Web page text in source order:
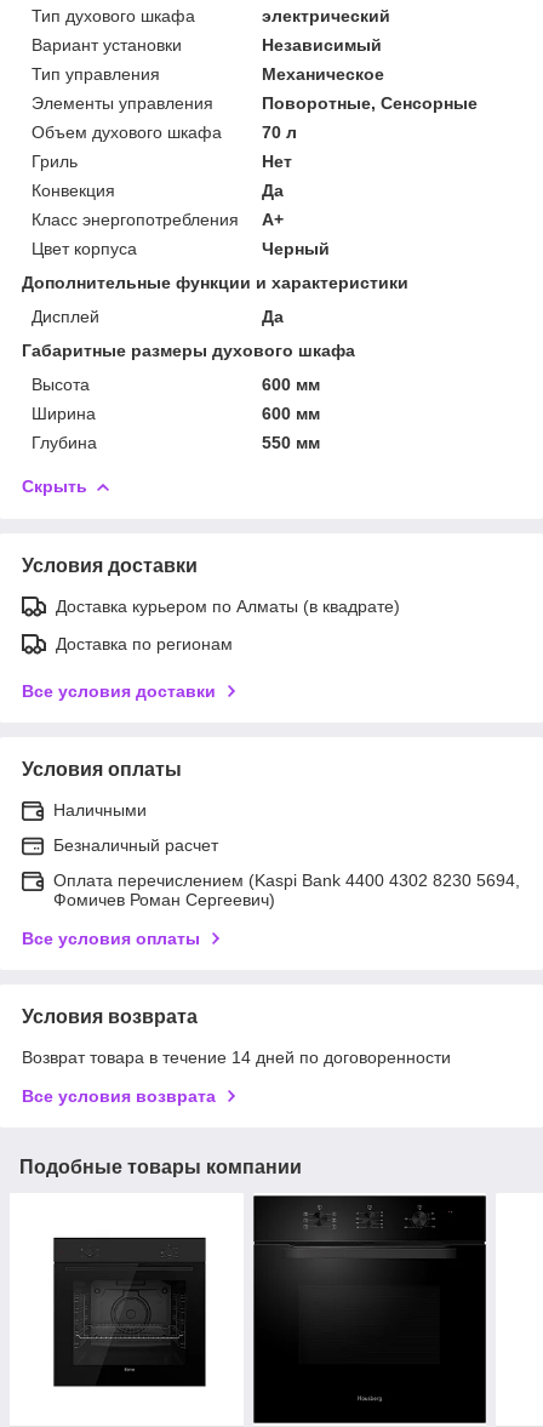
Тип духового шкафа
электрический
Вариант установки
Независимый
Тип управления
Механическое
Элементы управления
Поворотные, Сенсорные
Объем духового шкафа
70 л
Гриль
Нет
Конвекция
Да
Класс энергопотребления
A+
Цвет корпуса
Черный
Дополнительные функции и характеристики
Дисплей
Да
Габаритные размеры духового шкафа
Высота
600 мм
Ширина
600 мм
Глубина
550 мм
Скрыть
Условия доставки
Доставка курьером по Алматы (в квадрате)
Доставка по регионам
Все условия доставки
Условия оплаты
Наличными
Безналичный расчет
Оплата перечислением (Kaspi Bank 4400 4302 8230 5694,
Фомичев Роман Сергеевич)
Все условия оплаты
Условия возврата
Возврат товара в течение 14 дней по договоренности
Все условия возврата
Подобные товары компании